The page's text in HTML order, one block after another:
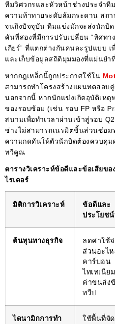
ทีมวิศวกรและหัวหน้าช่างประจำที
ความท้าทายระดับล้มกระดาน สถ
จนถึงปัจจุบัน ทีมแข่งมักจะส่งนักบิ
คันที่สองที่มีการปรับเปลี่ยน “ทิศทา
เกียร์” ที่แตกต่างกันคนละรูปแบบ
และเก็บข้อมูลสถิติมุมมองที่แม่นยำ
หากกฎเหล็กนี้ถูกประกาศใช้ใน
สามารถทำโครงสร้างแผนทดสอบ
นอกจากนี้ หากนักแข่งเกิดอุบัติเห
ของรอบซ้อม (เช่น รอบ FP หรือ
สนามเพื่อทำเวลาผ่านเข้าสู่รอบ
ช่างไม่สามารถเนรมิตชิ้นส่วนซ่อม
ความกดดันให้ตัวนักบิดต้องควบคุ
ทวีคูณ
ตารางวิเคราะห์ข้อดีและข้อเสียข
ไรเดอร์
มิติการวิเคราะห์
ข้อดีและ
ประโยช
ต้นทุนทางธุรกิจ
ลดค่าใช้
ส่วนอะไห
คาร์บอน
ไทเทเนีย
ค่าขนส่ง
ทวีป
ไดนามิกการทำ
ใช้พื้นที่จั